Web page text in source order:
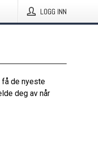
LOGG INN
få de nyeste
deg av når